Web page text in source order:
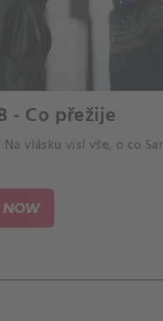
- Co přežije
vlásku visí vše, o co
NOW